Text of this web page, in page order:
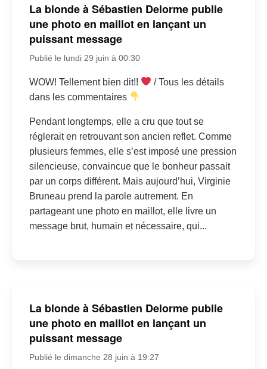
La blonde à Sébastien Delorme publie
une photo en maillot en lançant un
puissant message
Publié le lundi 29 juin à 00:30
WOW! Tellement bien dit!!
/ Tous les détails
dans les commentaires
Pendant longtemps, elle a cru que tout se
réglerait en retrouvant son ancien reflet. Comme
plusieurs femmes, elle s’est imposé une pression
silencieuse, convaincue que le bonheur passait
par un corps différent. Mais aujourd’hui, Virginie
Bruneau prend la parole autrement. En
partageant une photo en maillot, elle livre un
message brut, humain et nécessaire, qui...
La blonde à Sébastien Delorme publie
une photo en maillot en lançant un
puissant message
Publié le dimanche 28 juin à 19:27